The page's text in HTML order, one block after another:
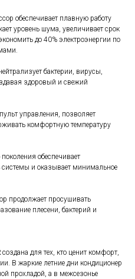
обеспечивает плавную работу
уровень шума, увеличивает срок
до 40% электроэнергии по
бактерии, вирусы,
здоровый и свежий
управления, позволяет
комфортную температуру
обеспечивает
и оказывает минимальное
продолжает просушивать
плесени, бактерий и
создана для тех, кто ценит комфорт,
В жаркие летние дни кондиционер
прохладой, а в межсезонье